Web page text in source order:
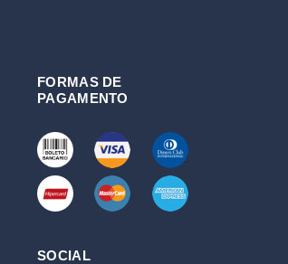
FORMAS DE
PAGAMENTO
SOCIAL